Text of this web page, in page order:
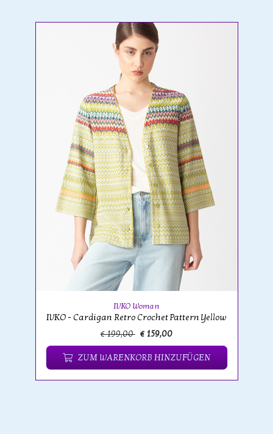
IVKO Woman
IVKO - Cardigan Retro Crochet Pattern Yellow
€ 199,00 € 159,00
ZUM WARENKORB HINZUFÜGEN